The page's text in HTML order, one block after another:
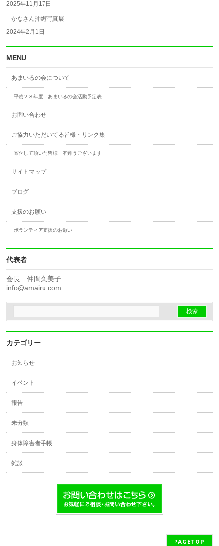
2025年11月17日
かなさん沖縄写真展
2024年2月1日
MENU
あまいるの会について
平成２８年度 あまいるの会活動予定表
お問い合わせ
ご協力いただいてる皆様・リンク集
寄付して頂いた皆様 有難うございます
サイトマップ
ブログ
支援のお願い
ボランティア支援のお願い
代表者
会長 仲間久美子
info@amairu.com
カテゴリー
お知らせ
イベント
報告
未分類
身体障害者手帳
雑談
PAGETOP